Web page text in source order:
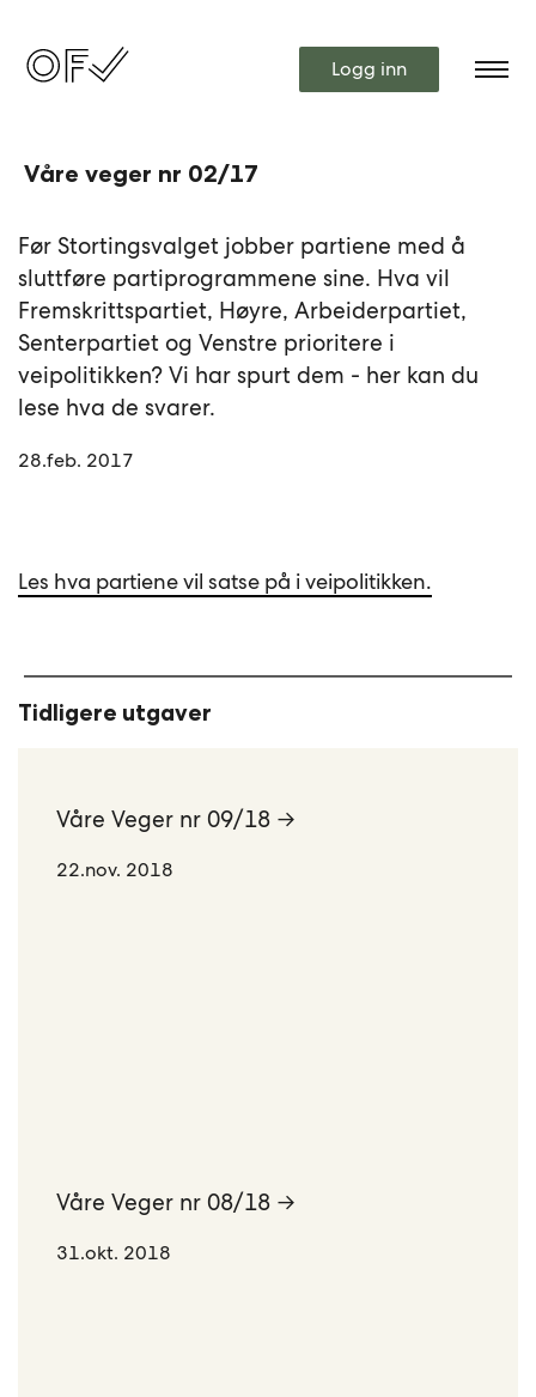
Logg inn
Våre veger nr 02/17
Før Stortingsvalget jobber partiene med å
sluttføre partiprogrammene sine. Hva vil
Fremskrittspartiet, Høyre, Arbeiderpartiet,
Senterpartiet og Venstre prioritere i
veipolitikken? Vi har spurt dem - her kan du
lese hva de svarer.
28.feb. 2017
Les hva partiene vil satse på i veipolitikken.
Tidligere utgaver
Våre Veger nr 09/18 →
22.nov. 2018
Våre Veger nr 08/18 →
31.okt. 2018